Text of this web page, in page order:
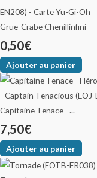
Grue-Crabe Chenillinfini
0,50€
Ajouter au panier
Capitaine Tenace –...
7,50€
Ajouter au panier